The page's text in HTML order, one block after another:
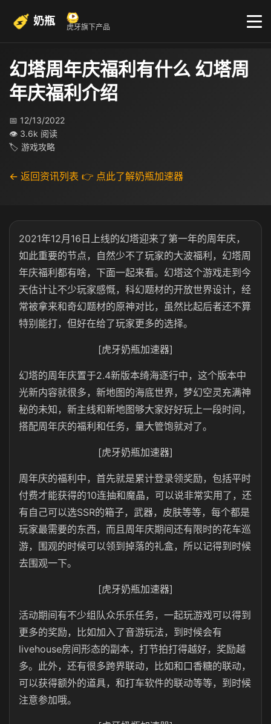
奶瓶 虎牙旗下产品
幻塔周年庆福利有什么 幻塔周
年庆福利介绍
📅 12/13/2022
👁 3.6k 阅读
🏷 游戏攻略
← 返回资讯列表 👉 点此了解奶瓶加速器
2021年12月16日上线的幻塔迎来了第一年的周年庆，
如此重要的节点，自然少不了玩家的大波福利，幻塔周
年庆福利都有啥，下面一起来看。幻塔这个游戏走到今
天估计让不少玩家感慨，科幻题材的开放世界设计，经
常被拿来和奇幻题材的原神对比，虽然比起后者还不算
特别能打，但好在给了玩家更多的选择。
[虎牙奶瓶加速器]
幻塔的周年庆置于2.4新版本绮海逐行中，这个版本中
光新内容就很多，新地图的海底世界，梦幻空灵充满神
秘的未知，新主线和新地图够大家好好玩上一段时间，
搭配周年庆的福利和任务，量大管饱就对了。
[虎牙奶瓶加速器]
周年庆的福利中，首先就是累计登录领奖励，包括平时
付费才能获得的10连抽和魔晶，可以说非常实用了，还
有自己可以选SSR的箱子，武器，皮肤等等，每个都是
玩家最需要的东西，而且周年庆期间还有限时的花车巡
游，围观的时候可以领到掉落的礼盒，所以记得到时候
去围观一下。
[虎牙奶瓶加速器]
活动期间有不少组队众乐乐任务，一起玩游戏可以得到
更多的奖励，比如加入了音游玩法，到时候会有
livehouse房间形态的副本，打节拍打得越好，奖励越
多。此外，还有很多跨界联动，比如和口香糖的联动，
可以获得额外的道具，和打车软件的联动等等，到时候
注意参加哦。